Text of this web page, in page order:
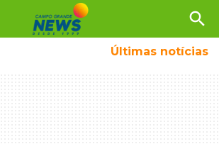
search
Últimas notícias